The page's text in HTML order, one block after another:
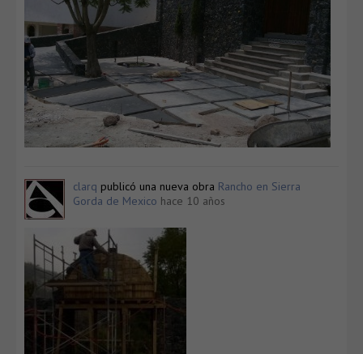
clarq publicó una nueva obra Rancho en Sierra
Gorda de Mexico hace 10 años